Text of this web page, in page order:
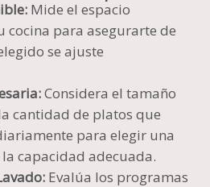
Mide el espacio
cocina para asegurarte de
se ajuste
Considera el tamaño
cantidad de platos que
para elegir una
capacidad adecuada.
Evalúa los programas